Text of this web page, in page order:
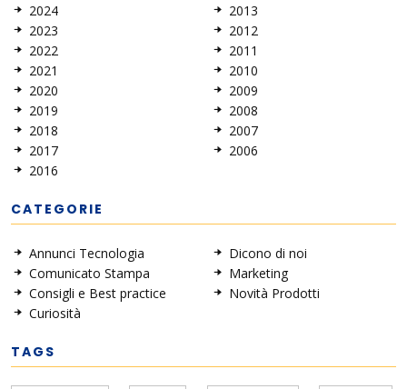
2024
2023
2022
2021
2020
2019
2018
2017
2016
2013
2012
2011
2010
2009
2008
2007
2006
CATEGORIE
Annunci Tecnologia
Comunicato Stampa
Consigli e Best practice
Curiosità
Dicono di noi
Marketing
Novità Prodotti
TAGS